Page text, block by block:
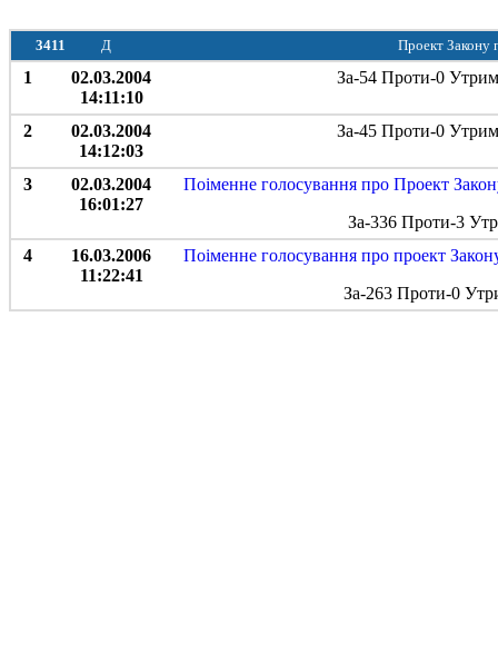
3411 Д Проект Закону
1
02.03.2004
14:11:10
За-54 Проти-0
2
02.03.2004
14:12:03
За-45 Проти-0
3
02.03.2004
16:01:27
Поіменне голосування про Проект
За-336 Проти-3
4
16.03.2006
11:22:41
Поіменне голосування про проект
За-263 Проти-0